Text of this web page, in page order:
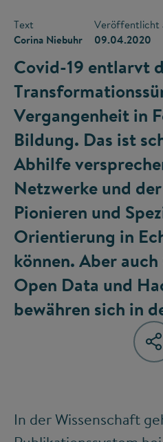
Text
Corina Niebuhr
Veröffentlicht
09.04.2020
Covid-19 entlarvt
Vergangenheit in
Bildung. Das ist
Abhilfe
Netzwerke und
Pionieren und
Orientierung in
können. Aber
Open Data und
bewähren sich in
In der Wissenschaft